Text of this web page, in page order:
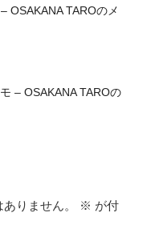
OSAKANA TAROのメ
– OSAKANA TAROの
りません。 ※ が付